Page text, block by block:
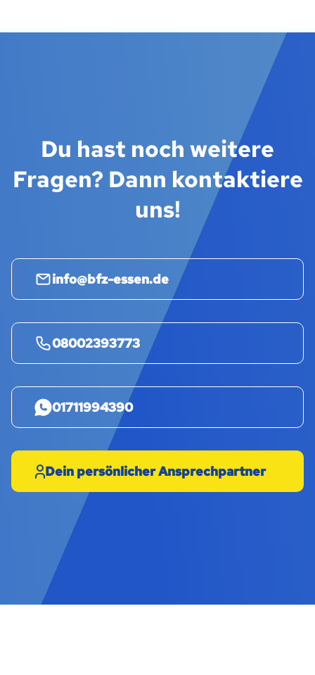
Du hast noch weitere
Fragen? Dann kontaktiere
uns!
info@bfz-essen.de
08002393773
01711994390
Dein persönlicher Ansprechpartner